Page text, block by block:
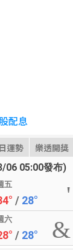
配息
運勢 樂透開獎
06 05:00發布)
五
/ 28°
六
/ 28°